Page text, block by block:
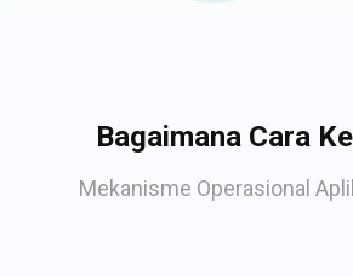
Bagaimana Cara
Mekanisme Operasional